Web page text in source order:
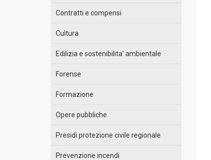
Contratti e compensi
Cultura
Edilizia e sostenibilita' ambientale
Forense
Formazione
Opere pubbliche
Presidi protezione civile regionale
Prevenzione incendi